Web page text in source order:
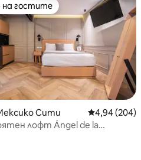
от 5, 76 отзива
на гостите
на гостите
Сити Средна
4,94 (204)
лофт Ángel de la